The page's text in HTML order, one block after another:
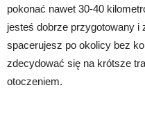
pokonać nawet 30-40
jesteś dobrze przygotowany i
spacerujesz po okolicy bez
zdecydować się na krótsze
otoczeniem.